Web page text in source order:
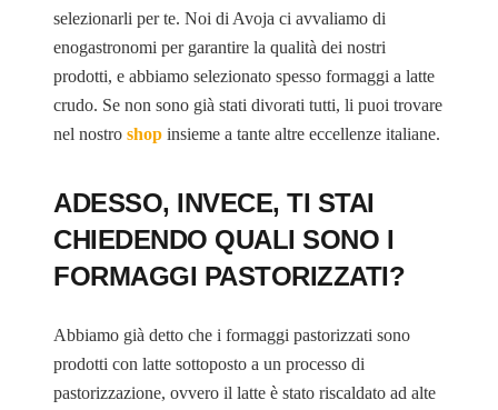
selezionarli per te. Noi di Avoja ci avvaliamo di
enogastronomi per garantire la qualità dei nostri
prodotti, e abbiamo selezionato spesso formaggi a latte
crudo. Se non sono già stati divorati tutti, li puoi trovare
nel nostro shop insieme a tante altre eccellenze italiane.
ADESSO, INVECE, TI STAI
CHIEDENDO QUALI SONO I
FORMAGGI PASTORIZZATI?
Abbiamo già detto che i formaggi pastorizzati sono
prodotti con latte sottoposto a un processo di
pastorizzazione, ovvero il latte è stato riscaldato ad alte